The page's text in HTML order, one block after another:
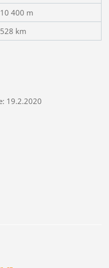
10 400 m
528 km
19.2.2020